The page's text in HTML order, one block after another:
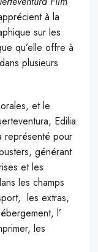
à la
sur les
qu’elle offre à
plusieurs
et le
Edilia
représenté pour
générant
et les
les champs
les extras,
l’
les